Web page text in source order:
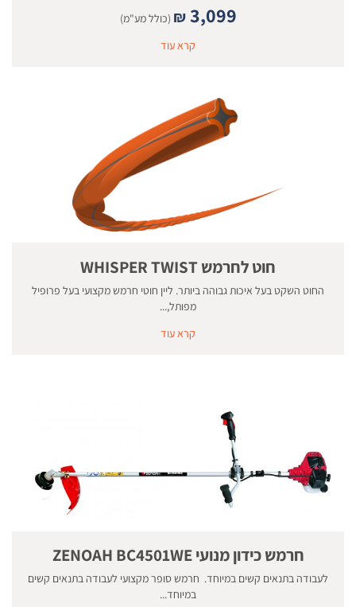
₪ 3,099
(כולל מע"מ)
קרא עוד
חוט לחרמש WHISPER TWIST
החוט השקט בעל איכות גבוהה ביותר. ליין חוטי חרמש מקצועי בעל פרופיל
מפותל,...
קרא עוד
חרמש כידון מנועי ZENOAH BC4501WE
לעבודה בתנאים קשים במיוחד. חרמש סופר מקצועי לעבודה בתנאים קשים
במיוחד...